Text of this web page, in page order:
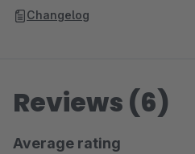
Changelog
Reviews (6)
Average rating